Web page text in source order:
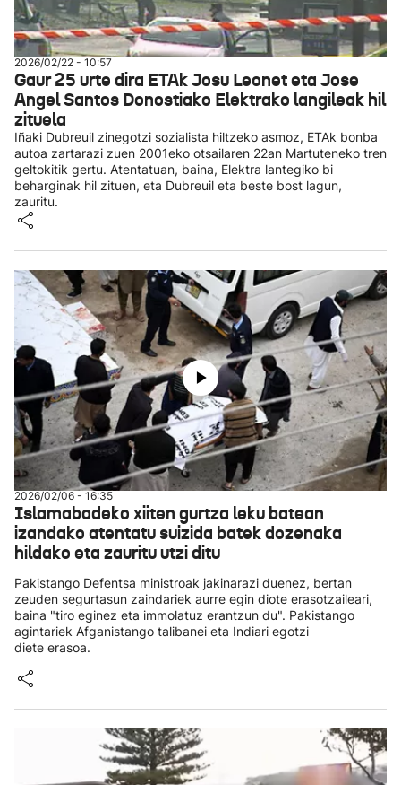
2026/02/22 - 10:57
Gaur 25 urte dira ETAk Josu Leonet eta Jose
Angel Santos Donostiako Elektrako langileak hil
zituela
Iñaki Dubreuil zinegotzi sozialista hiltzeko asmoz, ETAk bonba
autoa zartarazi zuen 2001eko otsailaren 22an Martuteneko tren
geltokitik gertu. Atentatuan, baina, Elektra lantegiko bi
beharginak hil zituen, eta Dubreuil eta beste bost lagun,
zauritu.
2026/02/06 - 16:35
Islamabadeko xiiten gurtza leku batean
izandako atentatu suizida batek dozenaka
hildako eta zauritu utzi ditu
Pakistango Defentsa ministroak jakinarazi duenez, bertan
zeuden segurtasun zaindariek aurre egin diote erasotzaileari,
baina "tiro eginez eta immolatuz erantzun du". Pakistango
agintariek Afganistango talibanei eta Indiari egotzi
diete erasoa.